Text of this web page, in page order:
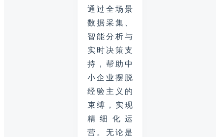
通过全场景
数据采集、
智能分析与
实时决策支
持，帮助中
小企业摆脱
经验主义的
束缚，实现
精细化运
营。无论是